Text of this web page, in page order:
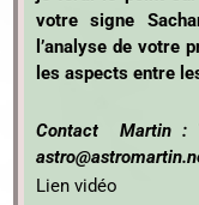
votre signe
l’analyse de votre
les aspects entre
Contact Martin
Lien vidéo